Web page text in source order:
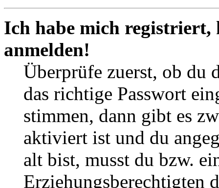
Ich habe mich
anmelden!
Überprüfe zuerst, ob du
das richtige Passwort
stimmen, dann gibt es
aktiviert ist und du
alt bist, musst du bzw.
Erziehungsberechtigten